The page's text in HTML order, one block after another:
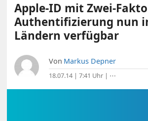
Apple-ID mit Zwei-
Authentifizierung nun
Ländern verfügbar
Von Markus Depner
18.07.14 | 7:41 Uhr | ⋯